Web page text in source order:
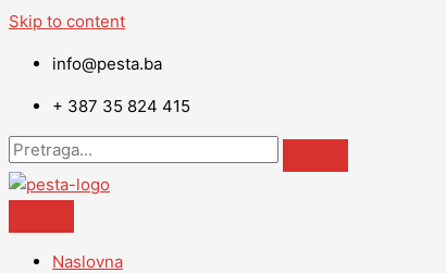
Skip to content
info@pesta.ba
+ 387 35 824 415
Naslovna